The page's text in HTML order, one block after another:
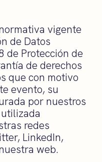
vigente
de Datos
de Protección de
de derechos
que con motivo
evento, su
por nuestros
redes
LinkedIn,
web.